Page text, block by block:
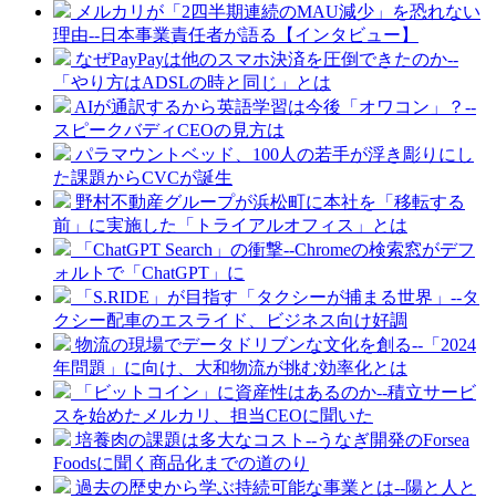
メルカリが「2四半期連続のMAU減少」を恐れない
理由--日本事業責任者が語る【インタビュー】
なぜPayPayは他のスマホ決済を圧倒できたのか--
「やり方はADSLの時と同じ」とは
AIが通訳するから英語学習は今後「オワコン」？--
スピークバディCEOの見方は
パラマウントベッド、100人の若手が浮き彫りにし
た課題からCVCが誕生
野村不動産グループが浜松町に本社を「移転する
前」に実施した「トライアルオフィス」とは
「ChatGPT Search」の衝撃--Chromeの検索窓がデフ
ォルトで「ChatGPT」に
「S.RIDE」が目指す「タクシーが捕まる世界」--タ
クシー配車のエスライド、ビジネス向け好調
物流の現場でデータドリブンな文化を創る--「2024
年問題」に向け、大和物流が挑む効率化とは
「ビットコイン」に資産性はあるのか--積立サービ
スを始めたメルカリ、担当CEOに聞いた
培養肉の課題は多大なコスト--うなぎ開発のForsea
Foodsに聞く商品化までの道のり
過去の歴史から学ぶ持続可能な事業とは--陽と人と